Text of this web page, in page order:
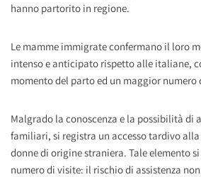
hanno partorito in regione.
Le mamme immigrate confermano il loro
intenso e anticipato rispetto alle italiane,
momento del parto ed un maggior
Malgrado la conoscenza e la possibilità di
familiari, si registra un accesso tardivo
donne di origine straniera. Tale elemento
numero di visite: il rischio di assistenza